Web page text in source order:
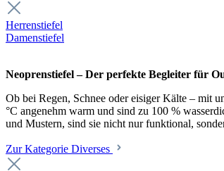
Herrenstiefel
Damenstiefel
Neoprenstiefel – Der perfekte Begleiter für
Ob bei Regen, Schnee oder eisiger Kälte – mit
°C angenehm warm und sind zu 100 %
und Mustern, sind sie nicht nur funktional,
Zur Kategorie Diverses